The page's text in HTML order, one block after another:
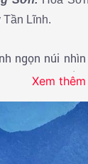
Tần Lĩnh.
ngọn núi
hoàn toàn
Tây,
nổi tiếng
Xem thêm